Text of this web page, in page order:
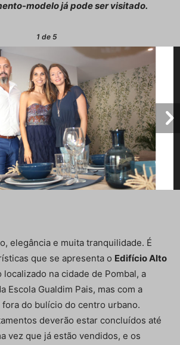
modelo já pode ser visitado.
1 de 5
elegância e muita tranquilidade. É
que se apresenta o Edifício Alto
localizado na cidade de Pombal, a
Escola Gualdim Pais, mas com a
do bulício do centro urbano.
deverão estar concluídos até
vez que já estão vendidos, e os